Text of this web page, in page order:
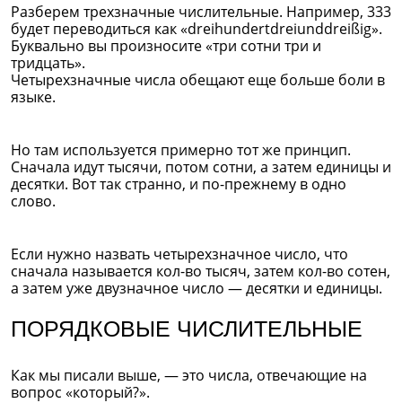
Разберем трехзначные числительные. Например, 333
будет переводиться как «dreihundertdreiunddreißig».
Буквально вы произносите «три сотни три и
тридцать».
Четырехзначные числа обещают еще больше боли в
языке.
Но там используется примерно тот же принцип.
Сначала идут тысячи, потом сотни, а затем единицы и
десятки. Вот так странно, и по-прежнему в одно
слово.
Если нужно назвать четырехзначное число, что
сначала называется кол-во тысяч, затем кол-во сотен,
а затем уже двузначное число — десятки и единицы.
ПОРЯДКОВЫЕ ЧИСЛИТЕЛЬНЫЕ
Как мы писали выше, — это числа, отвечающие на
вопрос «который?».